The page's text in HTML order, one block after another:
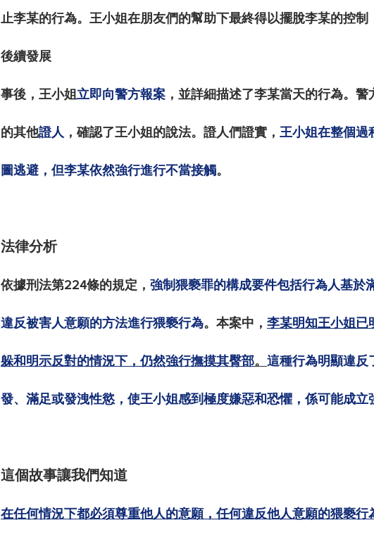
止李某的行為。王小姐在朋友們的幫助下最終得以擺脫李某的控制
後續發展
事後，王小姐立即向警方報案 ，並詳細描述了李某當天的行為。
的其他證人 ，確認了王小姐的說法。證人們證實， 王小姐在整個過
圖逃避，但李某依然強行進行不當接觸。
法律分析
依據刑法第224條的規定， 強制猥褻罪的構成要件包括行為人基於
違反被害人意願的方法進行猥褻行為。本案中， 李某明知王小姐已
躲和明示反對的情況下，仍然強行撫摸其臀部。 這種行為明顯違反
發、滿足或發洩性慾，使王小姐感到極度嫌惡和恐懼，係可能成立
這個故事讓我們知道
在任何情況下都必須尊重他人的意願，任何違反他人意願的猥褻行